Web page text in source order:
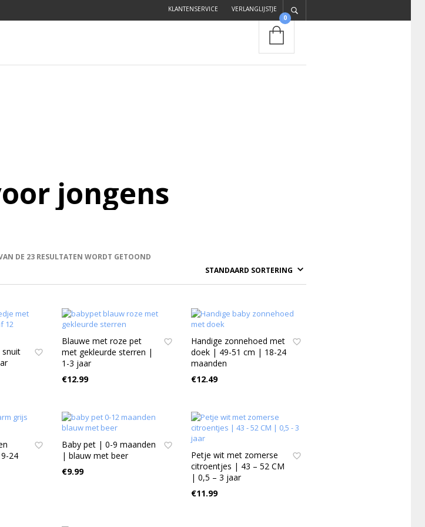
KLANTENSERVICE VERLANGLIJSTJE
0
jongens
DE 23 RESULTATEN WORDT GETOOND
snuit
Blauwe met roze pet
met gekleurde sterren |
1-3 jaar
€12.99
Handige zonnehoed met
doek | 49-51 cm | 18-24
maanden
€12.49
24
Baby pet | 0-9 maanden
| blauw met beer
€9.99
Petje wit met zomerse
citroentjes | 43 – 52 CM
| 0,5 – 3 jaar
€11.99